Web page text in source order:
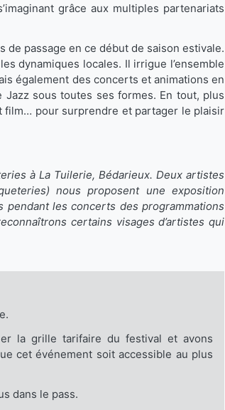
grâce aux multiples partenariats
de passage en ce début de saison estivale.
dynamiques locales. Il irrigue l’ensemble
également des concerts et animations en
sous toutes ses formes. En tout, plus
film… pour surprendre et partager le plaisir
à La Tuilerie, Bédarieux. Deux artistes
nous proposent une exposition
les concerts des programmations
certains visages d’artistes qui
la grille tarifaire du festival et avons
cet événement soit accessible au plus
dans le pass.